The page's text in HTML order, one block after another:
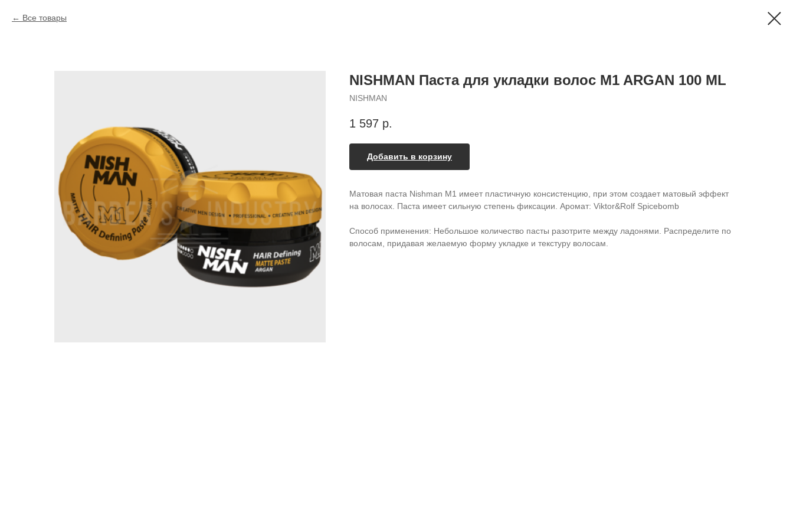
Все товары
NISHMAN Паста для укладки волоc M1 ARGAN 100 ML
NISHMAN
1 597 р.
Добавить в корзину
Матовая паста Nishman M1 имеет пластичную консистенцию, при этом создает матовый эффект
на волосах. Паста имеет сильную степень фиксации. Аромат: Viktor&Rolf Spicebomb
Способ применения: Небольшое количество пасты разотрите между ладонями. Распределите по
волосам, придавая желаемую форму укладке и текстуру волосам.